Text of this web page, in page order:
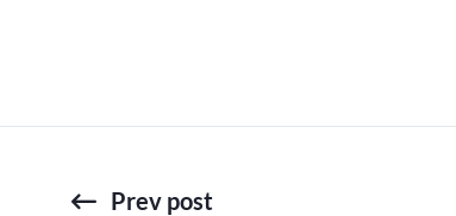
Prev post